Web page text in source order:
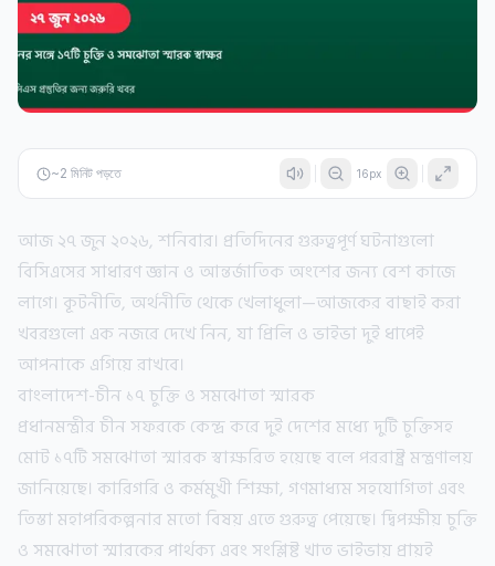
~2 মিনিট পড়তে 16px
আজ ২৭ জুন ২০২৬, শনিবার। প্রতিদিনের গুরুত্বপূর্ণ ঘটনাগুলো
বিসিএসের সাধারণ জ্ঞান ও আন্তর্জাতিক অংশের জন্য বেশ কাজে
লাগে। কূটনীতি, অর্থনীতি থেকে খেলাধুলা—আজকের বাছাই করা
খবরগুলো এক নজরে দেখে নিন, যা প্রিলি ও ভাইভা দুই ধাপেই
আপনাকে এগিয়ে রাখবে।
বাংলাদেশ-চীন ১৭ চুক্তি ও সমঝোতা স্মারক
প্রধানমন্ত্রীর চীন সফরকে কেন্দ্র করে দুই দেশের মধ্যে দুটি চুক্তিসহ
মোট ১৭টি সমঝোতা স্মারক স্বাক্ষরিত হয়েছে বলে পররাষ্ট্র মন্ত্রণালয়
জানিয়েছে। কারিগরি ও কর্মমুখী শিক্ষা, গণমাধ্যম সহযোগিতা এবং
তিস্তা মহাপরিকল্পনার মতো বিষয় এতে গুরুত্ব পেয়েছে। দ্বিপক্ষীয় চুক্তি
ও সমঝোতা স্মারকের পার্থক্য এবং সংশ্লিষ্ট খাত ভাইভায় প্রায়ই